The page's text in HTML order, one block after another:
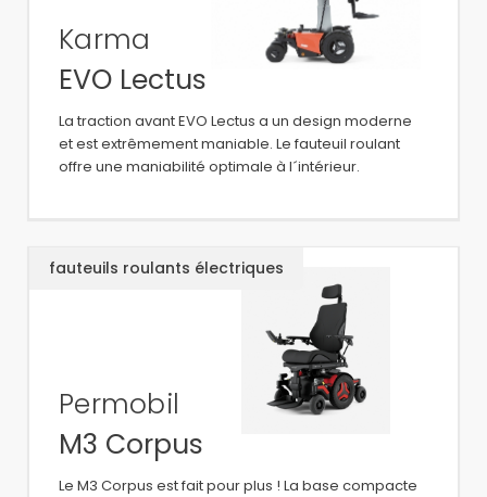
Karma
EVO Lectus
La traction avant EVO Lectus a un design moderne
et est extrêmement maniable. Le fauteuil roulant
offre une maniabilité optimale à l´intérieur.
fauteuils roulants électriques
Permobil
M3 Corpus
Le M3 Corpus est fait pour plus ! La base compacte